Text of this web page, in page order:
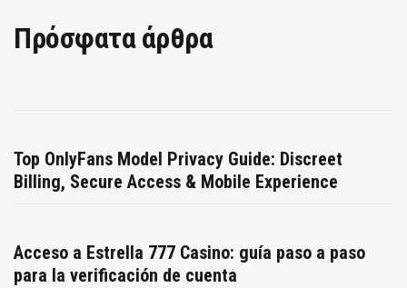
Πρόσφατα άρθρα
Top OnlyFans Model Privacy Guide: Discreet
Billing, Secure Access & Mobile Experience
Acceso a Estrella 777 Casino: guía paso a paso
para la verificación de cuenta